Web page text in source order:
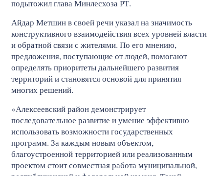
подытожил глава Минлесхоза РТ.
Айдар Метшин в своей речи указал на значимость
конструктивного взаимодействия всех уровней власти
и обратной связи с жителями. По его мнению,
предложения, поступающие от людей, помогают
определять приоритеты дальнейшего развития
территорий и становятся основой для принятия
многих решений.
«Алексеевский район демонстрирует
последовательное развитие и умение эффективно
использовать возможности государственных
программ. За каждым новым объектом,
благоустроенной территорией или реализованным
проектом стоит совместная работа муниципальной,